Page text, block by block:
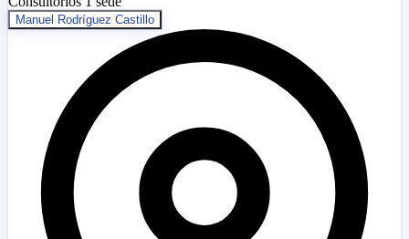
Manuel Rodríguez Castillo